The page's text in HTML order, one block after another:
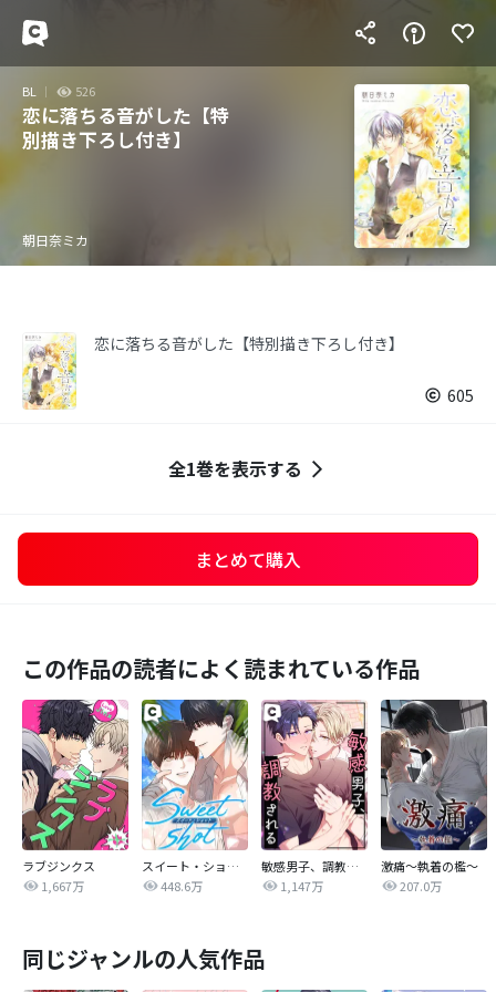
BL 526
恋に落ちる音がした【特
別描き下ろし付き】
朝日奈ミカ
恋に落ちる音がした【特別描き下ろし付き】
605
全1巻を表示する
まとめて購入
この作品の読者によく読まれている作品
ラブジンクス
1,667万
スイート・ショット
448.6万
敏感男子、調教される
1,147万
激痛～執着の檻～
207.0万
同じジャンルの人気作品